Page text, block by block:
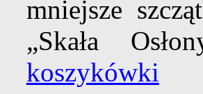
mniejsze
„Skała
koszykówki